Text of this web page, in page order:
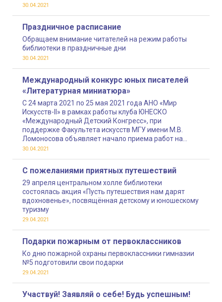
30.04.2021
Праздничное расписание
Обращаем внимание читателей на режим работы
библиотеки в праздничные дни
30.04.2021
Международный конкурс юных писателей
«Литературная миниатюра»
С 24 марта 2021 по 25 мая 2021 года АНО «Мир
Искусств-II» в рамках работы клуба ЮНЕСКО
«Международный Детский Конгресс», при
поддержке Факультета искусств МГУ имени М.В.
Ломоносова объявляет начало приема работ на
Международный конкурс юных писателей
30.04.2021
С пожеланиями приятных путешествий
29 апреля центральном холле библиотеки
состоялась акция «Пусть путешествия нам дарят
вдохновенье», посвящённая детскому и юношескому
туризму
29.04.2021
Подарки пожарным от первоклассников
Ко дню пожарной охраны первоклассники гимназии
№5 подготовили свои подарки
29.04.2021
Участвуй! Заявляй о себе! Будь успешным!